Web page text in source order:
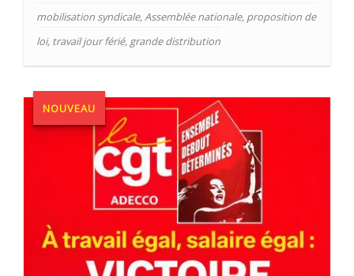
mobilisation syndicale, Assemblée nationale, proposition de
loi, travail jour férié, grande distribution
NOUVEAU